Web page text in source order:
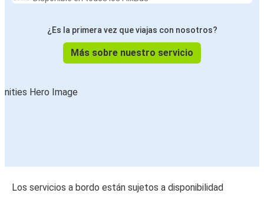
¿Es la primera vez que viajas con nosotros?
Más sobre nuestro servicio
Los servicios a bordo están sujetos a disponibilidad